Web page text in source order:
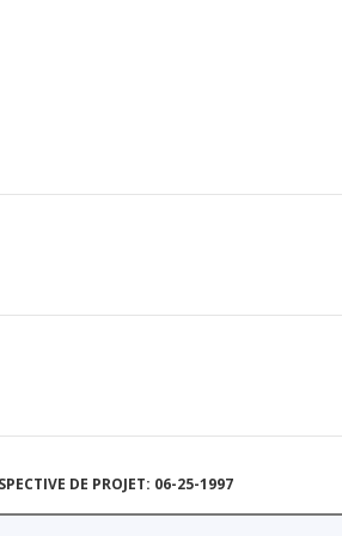
DE PROJET: 06-25-1997